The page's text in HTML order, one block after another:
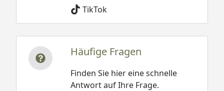
TikTok
Häufige Fragen
Finden Sie hier eine schnelle
Antwort auf Ihre Frage.